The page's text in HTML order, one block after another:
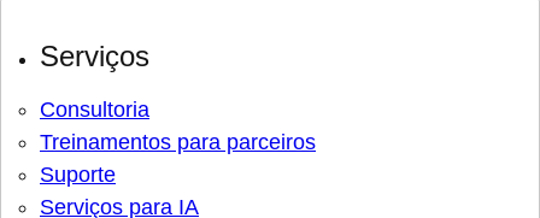
Serviços
Consultoria
Treinamentos para parceiros
Suporte
Serviços para IA